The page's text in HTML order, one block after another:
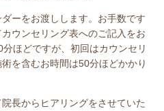
ーをお渡しします。お手数です
ウンセリング表へのご記入をお
ほどですが、初回はカウンセリ
を含むお時間は50分ほどかかり
長からヒアリングをさせていた